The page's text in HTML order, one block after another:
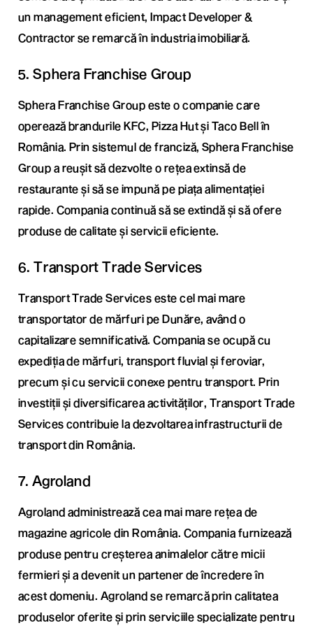
un management eficient, Impact Developer &
Contractor se remarcă în industria imobiliară.
5. Sphera Franchise Group
Sphera Franchise Group este o companie care
operează brandurile KFC, Pizza Hut și Taco Bell în
România. Prin sistemul de franciză, Sphera Franchise
Group a reușit să dezvolte o rețea extinsă de
restaurante și să se impună pe piața alimentației
rapide. Compania continuă să se extindă și să ofere
produse de calitate și servicii eficiente.
6. Transport Trade Services
Transport Trade Services este cel mai mare
transportator de mărfuri pe Dunăre, având o
capitalizare semnificativă. Compania se ocupă cu
expediția de mărfuri, transport fluvial și feroviar,
precum și cu servicii conexe pentru transport. Prin
investiții și diversificarea activităților, Transport Trade
Services contribuie la dezvoltarea infrastructurii de
transport din România.
7. Agroland
Agroland administrează cea mai mare rețea de
magazine agricole din România. Compania furnizează
produse pentru creșterea animalelor către micii
fermieri și a devenit un partener de încredere în
acest domeniu. Agroland se remarcă prin calitatea
produselor oferite și prin serviciile specializate pentru